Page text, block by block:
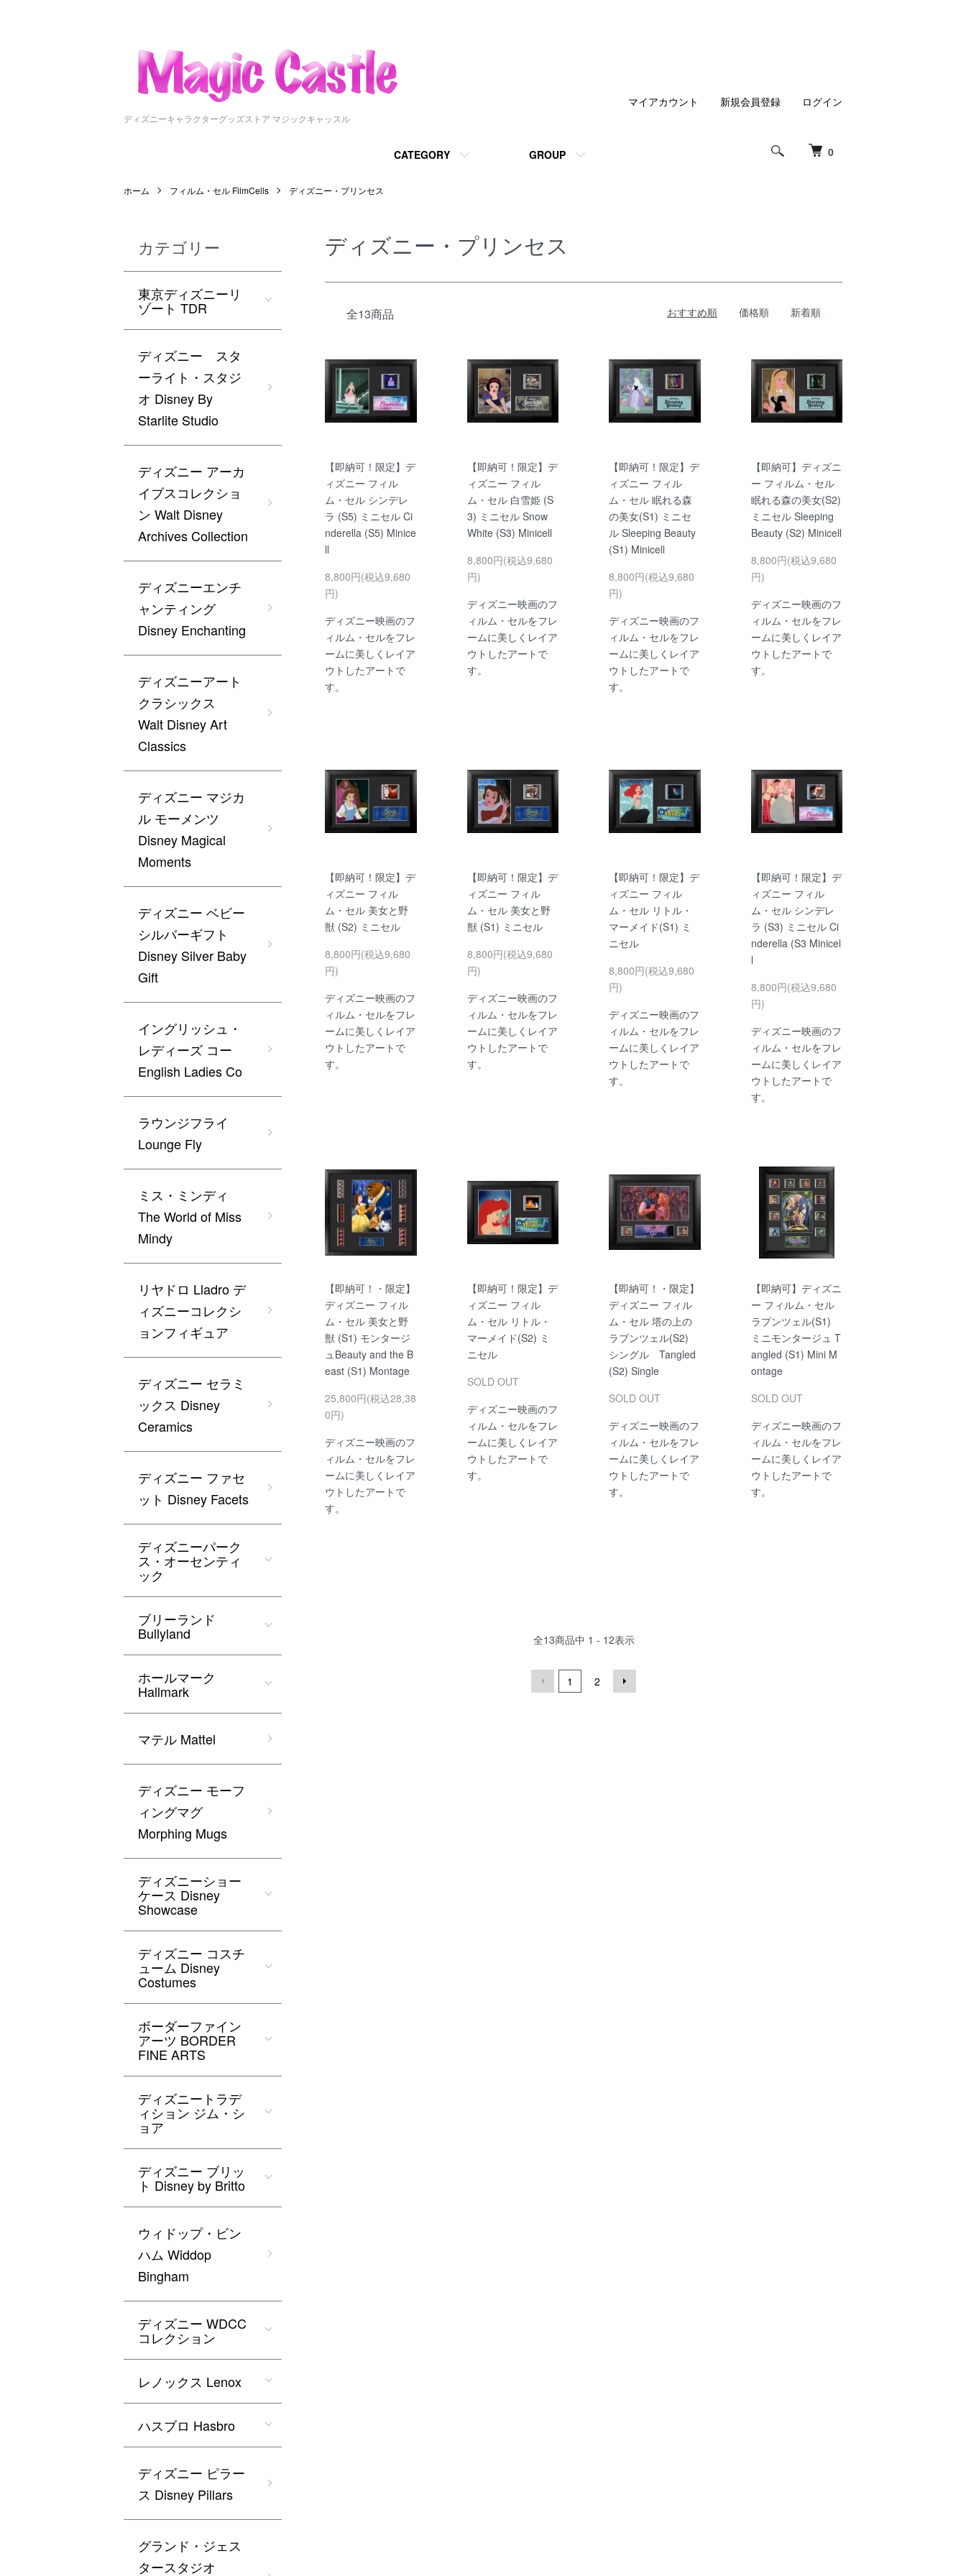
ディズニーキャラクターグッズストア マジックキャッスル
0
CATEGORY GROUP
マイアカウント 新規会員登録 ログイン
ホーム フィルム・セル FilmCells ディズニー・プリンセス
ディズニー・プリンセス
全13商品 おすすめ順 価格順 新着順
【即納可！限定】デ
ィズニー フィル
ム・セル シンデレ
ラ (S5) ミニセル Ci
nderella (S5) Minice
ll
8,800円(税込9,680
円)
ディズニー映画のフ
ィルム・セルをフレ
ームに美しくレイア
ウトしたアートで
す。
【即納可！限定】デ
ィズニー フィル
ム・セル 白雪姫 (S
3) ミニセル Snow
White (S3) Minicell
8,800円(税込9,680
円)
ディズニー映画のフ
ィルム・セルをフレ
ームに美しくレイア
ウトしたアートで
す。
【即納可！限定】デ
ィズニー フィル
ム・セル 眠れる森
の美女(S1) ミニセ
ル Sleeping Beauty
(S1) Minicell
8,800円(税込9,680
円)
ディズニー映画のフ
ィルム・セルをフレ
ームに美しくレイア
ウトしたアートで
す。
【即納可】ディズニ
ー フィルム・セル
眠れる森の美女(S2)
ミニセル Sleeping
Beauty (S2) Minicell
8,800円(税込9,680
円)
ディズニー映画のフ
ィルム・セルをフレ
ームに美しくレイア
ウトしたアートで
す。
【即納可！限定】デ
ィズニー フィル
ム・セル 美女と野
獣 (S2) ミニセル
8,800円(税込9,680
円)
ディズニー映画のフ
ィルム・セルをフレ
ームに美しくレイア
ウトしたアートで
す。
【即納可！限定】デ
ィズニー フィル
ム・セル 美女と野
獣 (S1) ミニセル
8,800円(税込9,680
円)
ディズニー映画のフ
ィルム・セルをフレ
ームに美しくレイア
ウトしたアートで
す。
【即納可！限定】デ
ィズニー フィル
ム・セル リトル・
マーメイド(S1) ミ
ニセル
8,800円(税込9,680
円)
ディズニー映画のフ
ィルム・セルをフレ
ームに美しくレイア
ウトしたアートで
す。
【即納可！限定】デ
ィズニー フィル
ム・セル シンデレ
ラ (S3) ミニセル Ci
nderella (S3 Minicel
l
8,800円(税込9,680
円)
ディズニー映画のフ
ィルム・セルをフレ
ームに美しくレイア
ウトしたアートで
す。
【即納可！・限定】
ディズニー フィル
ム・セル 美女と野
獣 (S1) モンタージ
ュBeauty and the B
east (S1) Montage
25,800円(税込28,38
0円)
ディズニー映画のフ
ィルム・セルをフレ
ームに美しくレイア
ウトしたアートで
す。
【即納可！限定】デ
ィズニー フィル
ム・セル リトル・
マーメイド(S2) ミ
ニセル
SOLD OUT
ディズニー映画のフ
ィルム・セルをフレ
ームに美しくレイア
ウトしたアートで
す。
【即納可！・限定】
ディズニー フィル
ム・セル 塔の上の
ラプンツェル(S2)
シングル Tangled
(S2) Single
SOLD OUT
ディズニー映画のフ
ィルム・セルをフレ
ームに美しくレイア
ウトしたアートで
す。
【即納可】ディズニ
ー フィルム・セル
ラプンツェル(S1)
ミニモンタージュ T
angled (S1) Mini M
ontage
SOLD OUT
ディズニー映画のフ
ィルム・セルをフレ
ームに美しくレイア
ウトしたアートで
す。
全13商品中 1 - 12表示
1 2
カテゴリー
東京ディズニーリ
ゾート TDR
ディズニー スタ
ーライト・スタジ
オ Disney By
Starlite Studio
ディズニー アーカ
イブスコレクショ
ン Walt Disney
Archives Collection
ディズニーエンチ
ャンティング
Disney Enchanting
ディズニーアート
クラシックス
Walt Disney Art
Classics
ディズニー マジカ
ル モーメンツ
Disney Magical
Moments
ディズニー ベビー
シルバーギフト
Disney Silver Baby
Gift
イングリッシュ・
レディーズ コー
English Ladies Co
ラウンジフライ
Lounge Fly
ミス・ミンディ
The World of Miss
Mindy
リヤドロ Lladro デ
ィズニーコレクシ
ョンフィギュア
ディズニー セラミ
ックス Disney
Ceramics
ディズニー ファセ
ット Disney Facets
ディズニーパーク
ス・オーセンティ
ック
ブリーランド
Bullyland
ホールマーク
Hallmark
マテル Mattel
ディズニー モーフ
ィングマグ
Morphing Mugs
ディズニーショー
ケース Disney
Showcase
ディズニー コスチ
ューム Disney
Costumes
ボーダーファイン
アーツ BORDER
FINE ARTS
ディズニートラデ
ィション ジム・シ
ョア
ディズニー ブリッ
ト Disney by Britto
ウィドップ・ビン
ハム Widdop
Bingham
ディズニー WDCC
コレクション
レノックス Lenox
ハスブロ Hasbro
ディズニー ピラー
ス Disney Pillars
グランド・ジェス
タースタジオ